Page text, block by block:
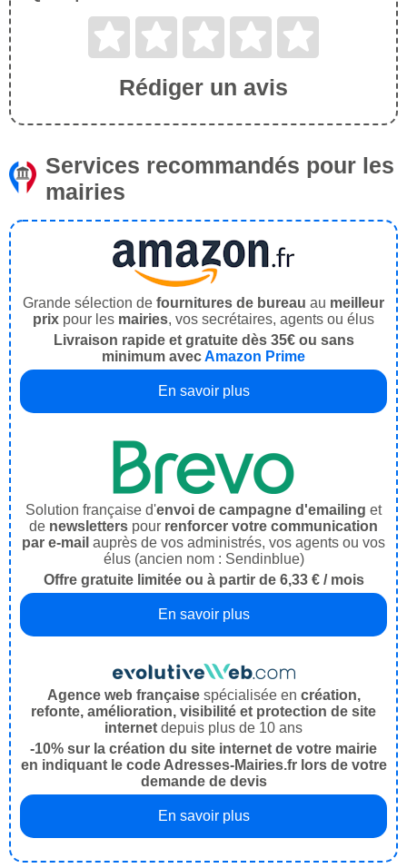
Rédiger un avis
Services recommandés pour les
mairies
Grande sélection de fournitures de bureau au meilleur
prix pour les mairies, vos secrétaires, agents ou élus
Livraison rapide et gratuite dès 35€ ou sans
minimum avecAmazon Prime
En savoir plus
Solution française d'envoi de campagne d'emailing et
de newsletters pour renforcer votre communication
par e-mail auprès de vos administrés, vos agents ou vos
élus (ancien nom : Sendinblue)
Offre gratuite limitée ou à partir de 6,33 € / mois
En savoir plus
Agence web françaisespécialisée en création,
refonte, amélioration, visibilité et protection de site
internet depuis plus de 10 ans
-10% sur la création du site internet de votre mairie
en indiquant le code Adresses-Mairies.fr lors de votre
demande de devis
En savoir plus